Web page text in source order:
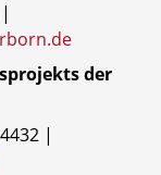
der
|